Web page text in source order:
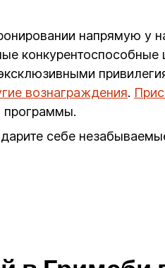
напрямую у
вознаграждения.
программы.
себе